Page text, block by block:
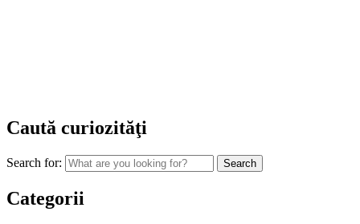
Caută curiozităţi
Search for:
Categorii